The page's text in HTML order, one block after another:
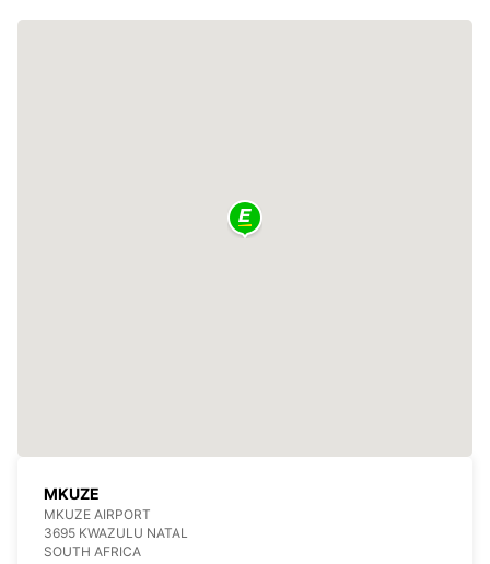
MKUZE
MKUZE AIRPORT
3695 KWAZULU NATAL
SOUTH AFRICA